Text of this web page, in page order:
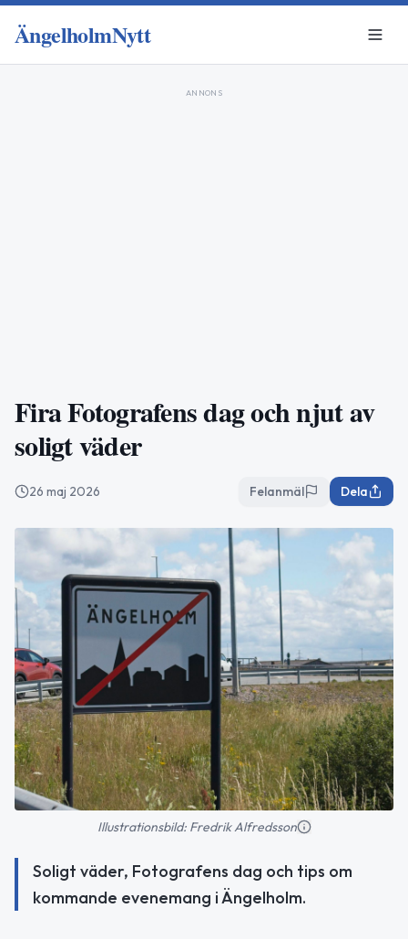
ÄngelholmNytt
ANNONS
Fira Fotografens dag och njut av
soligt väder
26 maj 2026 Felanmäl Dela
Illustrationsbild: Fredrik Alfredsson
Soligt väder, Fotografens dag och tips om
kommande evenemang i Ängelholm.